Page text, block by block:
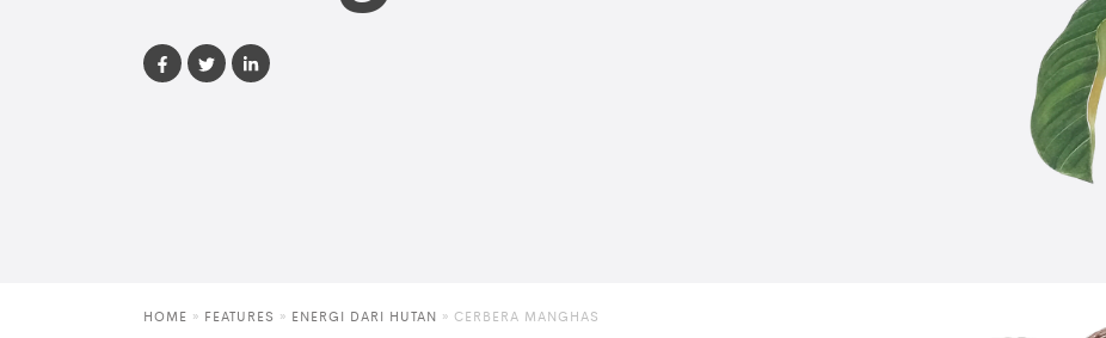
HOME » FEATURES » ENERGI DARI HUTAN » CERBERA MANGHAS